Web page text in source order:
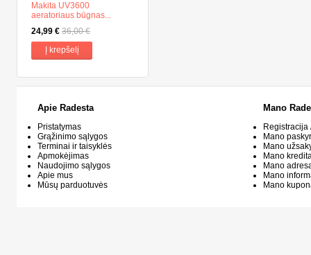
Makita UV3600
aeratoriaus būgnas...
24,99 € 36,00 €
Į krepšelį
Apie Radesta
Pristatymas
Grąžinimo sąlygos
Terminai ir taisyklės
Apmokėjimas
Naudojimo sąlygos
Apie mus
Mūsų parduotuvės
Mano
Mano
Mano
Mano
Mano
Mano
Mano